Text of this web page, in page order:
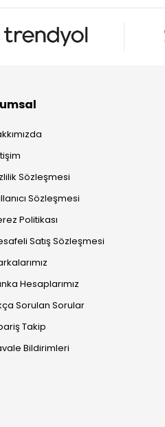
Sözleşmesi
Sözleşmesi
Politikası
Satış Sözleşmesi
Hesaplarımız
Sorulan Sorular
Takip
Bildirimleri